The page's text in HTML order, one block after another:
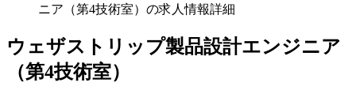
ニア（第4技術室）の求人情報詳細
ウェザストリップ製品設計エンジニア
（第4技術室）